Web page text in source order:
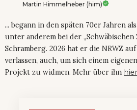
Martin Himmelheber (him)
... begann in den späten 70er Jahren
unter anderem bei der „Schwäbischen
Schramberg. 2026 hat er die NRWZ
verlassen, auch, um sich einem
Projekt zu widmen. Mehr über ihn hier